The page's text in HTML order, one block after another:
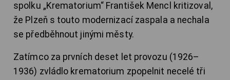
spolku „Krematorium“ František Mencl kritizoval,
že Plzeň s touto modernizací zaspala a nechala
se předběhnout jinými městy.
Zatímco za prvních deset let provozu (1926–
1936) zvládlo krematorium zpopelnit necelé tři